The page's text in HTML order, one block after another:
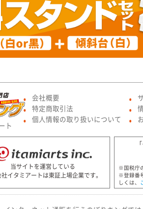
ト
● 会社概要
● 特定商取引法
● 個人情報の取り扱いについて
●
●
●
当サイトを運営している
イタミアートは東証上場企業です。
※国税庁
※登録番
しくは、